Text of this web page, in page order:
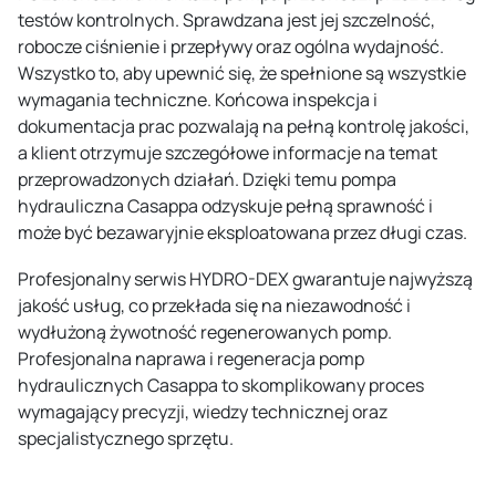
testów kontrolnych. Sprawdzana jest jej szczelność,
robocze ciśnienie i przepływy oraz ogólna wydajność.
Wszystko to, aby upewnić się, że spełnione są wszystkie
wymagania techniczne. Końcowa inspekcja i
dokumentacja prac pozwalają na pełną kontrolę jakości,
a klient otrzymuje szczegółowe informacje na temat
przeprowadzonych działań. Dzięki temu pompa
hydrauliczna Casappa odzyskuje pełną sprawność i
może być bezawaryjnie eksploatowana przez długi czas.
Profesjonalny serwis HYDRO-DEX gwarantuje najwyższą
jakość usług, co przekłada się na niezawodność i
wydłużoną żywotność regenerowanych pomp.
Profesjonalna naprawa i regeneracja pomp
hydraulicznych Casappa to skomplikowany proces
wymagający precyzji, wiedzy technicznej oraz
specjalistycznego sprzętu.